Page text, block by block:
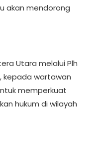
akan mendorong
Utara melalui Plh
kepada wartawan
memperkuat
hukum di wilayah